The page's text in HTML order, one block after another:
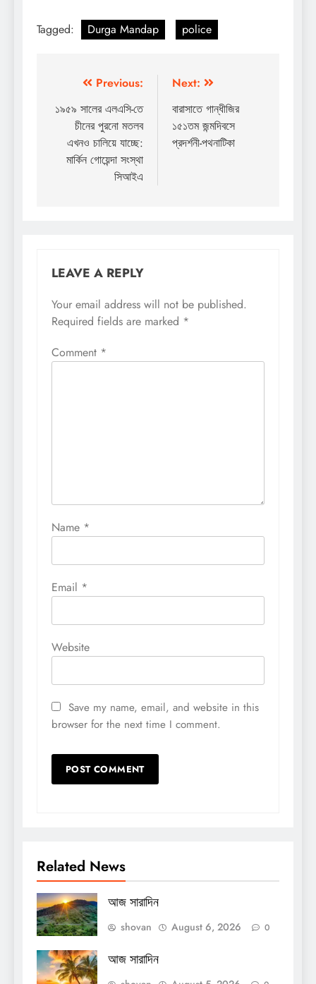
Tagged: Durga Mandap police
navigation
Previous:
১৯৫৯ সালের এলএসি-তে
চীনের পুরনো মতলব
এখনও চালিয়ে যাচ্ছে:
মার্কিন গোয়েন্দা সংস্থা
সিআইএ
Next:
বারাসাতে গান্ধীজির
১৫১তম জন্মদিবসে
প্রদর্শনী-পথনাটিকা
LEAVE A REPLY
Your email address will not be published.
Required fields are marked *
Comment *
Name *
Email *
Website
Save my name, email, and website in this
browser for the next time I comment.
Related News
আজ সারাদিন
shovan August 6, 2026 0
আজ সারাদিন